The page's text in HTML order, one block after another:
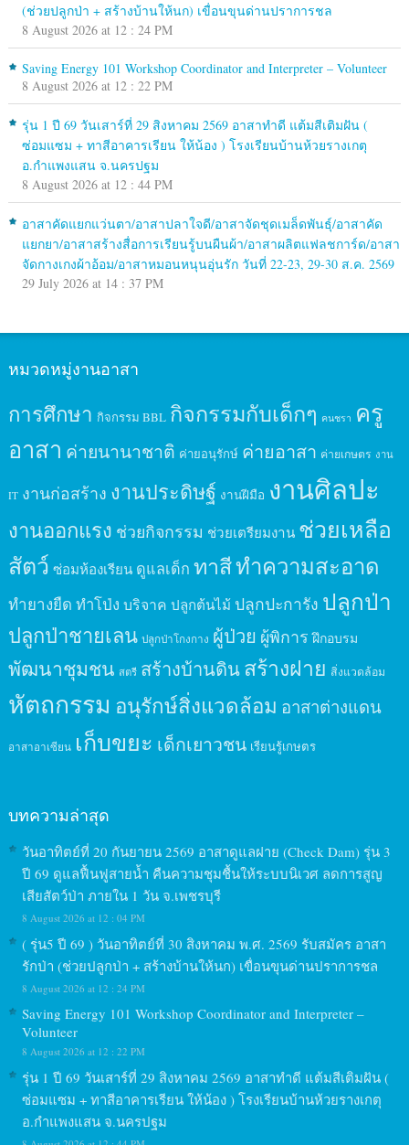
(ช่วยปลูกป่า + สร้างบ้านให้นก) เขื่อนขุนด่านปราการชล
8 August 2026 at 12 : 24 PM
Saving Energy 101 Workshop Coordinator and Interpreter – Volunteer
8 August 2026 at 12 : 22 PM
รุ่น 1 ปี 69 วันเสาร์ที่ 29 สิงหาคม 2569 อาสาทำดี แต้มสีเติมฝัน (
ซ่อมแซม + ทาสีอาคารเรียน ให้น้อง ) โรงเรียนบ้านห้วยรางเกตุ
อ.กำแพงแสน จ.นครปฐม
8 August 2026 at 12 : 44 PM
อาสาคัดแยกแว่นตา/อาสาปลาใจดี/อาสาจัดชุดเมล็ดพันธุ์/อาสาคัด
แยกยา/อาสาสร้างสื่อการเรียนรู้บนผืนผ้า/อาสาผลิตแฟลชการ์ด/อาสา
จัดกางเกงผ้าอ้อม/อาสาหมอนหนุนอุ่นรัก วันที่ 22-23, 29-30 ส.ค. 2569
29 July 2026 at 14 : 37 PM
หมวดหมู่งานอาสา
การศึกษา กิจกรรม BBL กิจกรรมกับเด็กๆ คนชรา ครู
อาสา ค่ายนานาชาติ ค่ายอนุรักษ์ ค่ายอาสา ค่ายเกษตร งาน
IT งานก่อสร้าง งานประดิษฐ์ งานฝีมือ งานศิลปะ
งานออกแรง ช่วยกิจกรรม ช่วยเตรียมงาน ช่วยเหลือ
สัตว์ ซ่อมห้องเรียน ดูแลเด็ก ทาสีทำความสะอาด
ทำยางยืด ทำโป่ง บริจาค ปลูกต้นไม้ ปลูกปะการัง ปลูกป่า
ปลูกป่าชายเลน ปลูกป่าโกงกาง ผู้ป่วย ผู้พิการ ฝึกอบรม
พัฒนาชุมชน สตรี สร้างบ้านดินสร้างฝาย สิ่งแวดล้อม
หัตถกรรม อนุรักษ์สิ่งแวดล้อม อาสาต่างแดน
อาสาอาเซียน เก็บขยะ เด็กเยาวชน เรียนรู้เกษตร
บทความล่าสุด
วันอาทิตย์ที่ 20 กันยายน 2569 อาสาดูแลฝาย (Check Dam) รุ่น 3
ปี 69 ดูแลฟื้นฟูสายน้ำ คืนความชุมชื้นให้ระบบนิเวศ ลดการสูญ
เสียสัตว์ป่า ภายใน 1 วัน จ.เพชรบุรี
8 August 2026 at 12 : 04 PM
( รุ่น5 ปี 69 ) วันอาทิตย์ที่ 30 สิงหาคม พ.ศ. 2569 รับสมัคร อาสา
รักป่า (ช่วยปลูกป่า + สร้างบ้านให้นก) เขื่อนขุนด่านปราการชล
8 August 2026 at 12 : 24 PM
Saving Energy 101 Workshop Coordinator and Interpreter –
Volunteer
8 August 2026 at 12 : 22 PM
รุ่น 1 ปี 69 วันเสาร์ที่ 29 สิงหาคม 2569 อาสาทำดี แต้มสีเติมฝัน (
ซ่อมแซม + ทาสีอาคารเรียน ให้น้อง ) โรงเรียนบ้านห้วยรางเกตุ
อ.กำแพงแสน จ.นครปฐม